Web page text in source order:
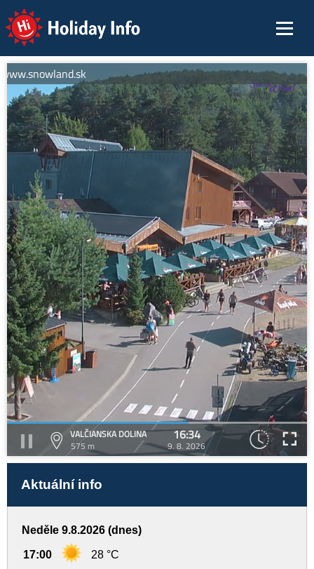
Holiday Info
VALČIANSKA DOLINA
575 m
16:34
9. 8. 2026
Aktuální info
Neděle 9.8.2026 (dnes)
17:00 28 °C